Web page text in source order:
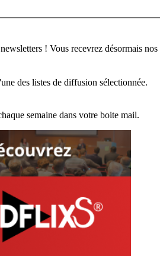
! Vous recevrez désormais nos
des listes de diffusion sélectionnée.
semaine dans votre boite mail.